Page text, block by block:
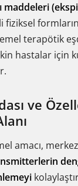
maddeleri
fiziksel
terapötik
hastalar için
ve
amacı,